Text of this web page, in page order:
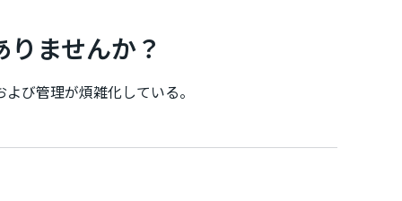
ませんか？
び管理が煩雑化している。